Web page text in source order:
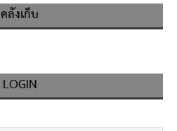
คลังเก็บ
LOGIN